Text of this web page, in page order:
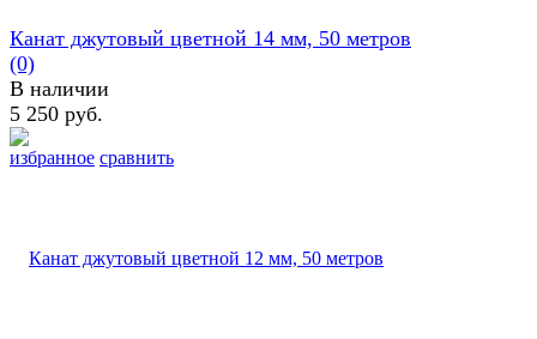
избранное сравнить
Канат джутовый цветной 14 мм, 50 метров
(0)
В наличии
5 250 руб.